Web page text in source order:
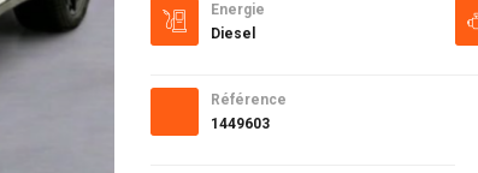
Energie
Diesel
Référence
1449603